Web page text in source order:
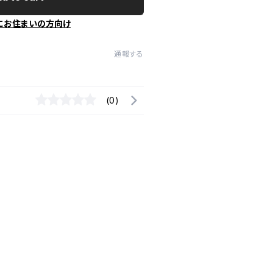
お住まいの方向け
通報する
(0)